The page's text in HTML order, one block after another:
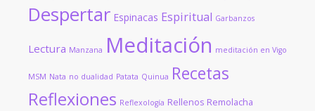
Despertar Espinacas Espiritual Garbanzos
Lectura Manzana Meditación meditación en Vigo
MSM Nata no dualidad Patata Quinua Recetas
Reflexiones Reflexología Rellenos Remolacha